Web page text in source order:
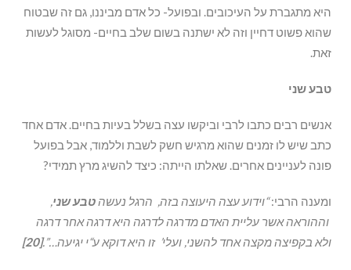
היא מתגברת על העיכובים. ובפועל- כל אדם מביננו, גם זה שבטוח
שהוא פשוט דחיין וזה לא ישתנה בשום שלב בחיים- מסוגל לעשות
זאת.
טבע שני
אנשים רבים כתבו לרבי וביקשו עצה בשלל בעיות בחיים. אדם אחד
כתב שיש לו זמנים שהוא מרגיש חשק לשבת וללמוד, אבל בפועל
פונה לעניינים אחרים. שאלתו הייתה: כיצד להשיג מרץ תמידי?
ומענה הרבי:“וידועעצה היעוצה בזה, הרגל נעשהטבעשני,
וההוראהאשר עליית האדםמדרגהלדרגה היאדרגהאחר דרגה
ולא בקפיצהמקצהאחד להשני, ועלי’ זו היאדוקאע“י יגיעה…”.[20]